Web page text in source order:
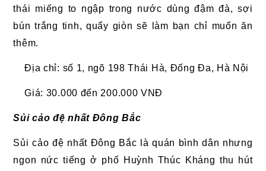
thái miếng to ngập trong nước dùng đậm đà, sợi
bún trắng tinh, quẩy giòn sẽ làm bạn chỉ muốn ăn
thêm.
Địa chỉ: số 1, ngõ 198 Thái Hà, Đống Đa, Hà Nội
Giá: 30.000 đến 200.000 VNĐ
Sủi cảo đệ nhất Đông Bắc
Sủi cảo đệ nhất Đông Bắc là quán bình dân nhưng
ngon nức tiếng ở phố Huỳnh Thúc Kháng thu hút